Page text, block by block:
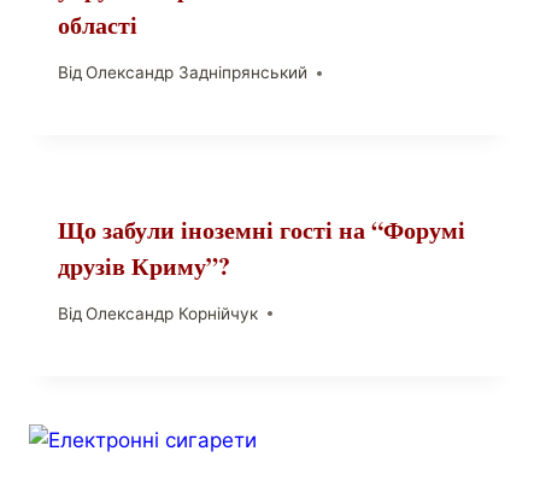
області
Від Олександр Задніпрянський
Що забули іноземні гості на “Форумі
друзів Криму”?
Від Олександр Корнійчук